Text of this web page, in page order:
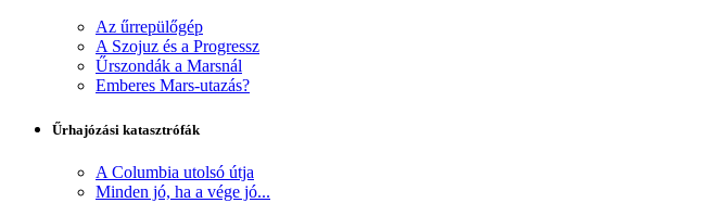
Az űrrepülőgép
A Szojuz és a Progressz
Űrszondák a Marsnál
Emberes Mars-utazás?
Űrhajózási katasztrófák
A Columbia utolsó útja
Minden jó, ha a vége jó...